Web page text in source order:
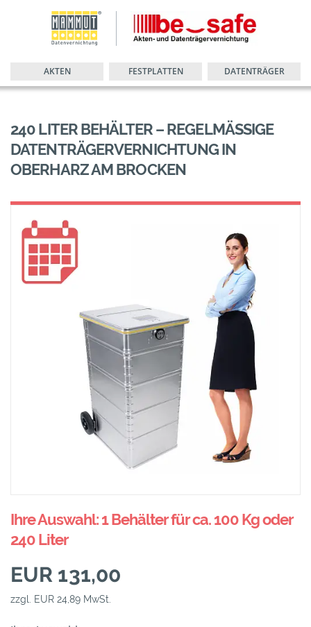
AKTEN FESTPLATTEN DATENTRÄGER
240 LITER BEHÄLTER – REGELMÄSSIGE D
ATENTRÄGERVERNICHTUNG IN O
BERHARZ AM BROCKEN
Ihre Auswahl: 1 Behälter für ca. 100 Kg oder
240 Liter
EUR 131,00
zzgl. EUR 24,89 MwSt.